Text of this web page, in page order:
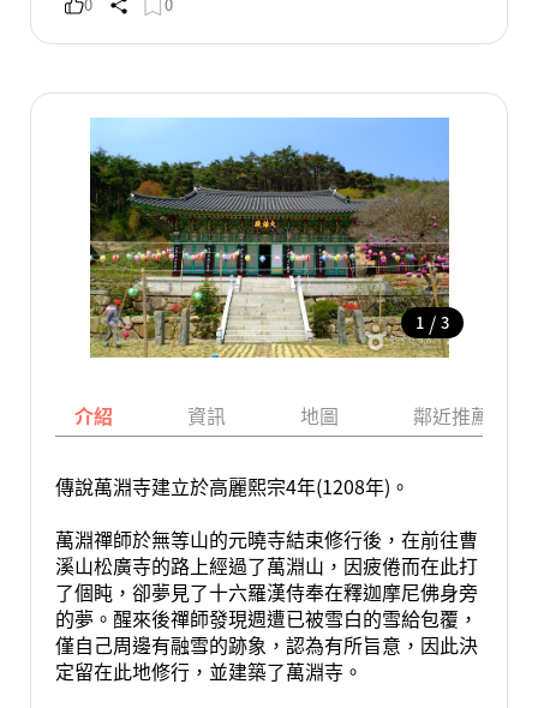
1 / 3
介紹 資訊 地圖 鄰近推薦景點
傳說萬淵寺建立於高麗熙宗4年(1208年)。
萬淵禪師於無等山的元曉寺結束修行後，在前往曹
溪山松廣寺的路上經過了萬淵山，因疲倦而在此打
了個盹，卻夢見了十六羅漢侍奉在釋迦摩尼佛身旁
的夢。醒來後禪師發現週遭已被雪白的雪給包覆，
僅自己周邊有融雪的跡象，認為有所旨意，因此決
定留在此地修行，並建築了萬淵寺。